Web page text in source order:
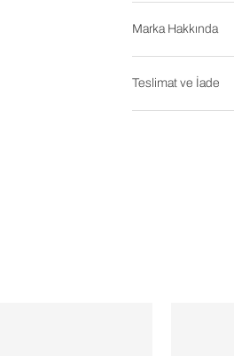
Marka Hakkında
Teslimat ve İade